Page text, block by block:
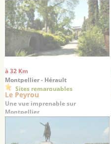
à 32 Km
Montpellier - Hérault
Sites remarquables
Le Peyrou
Une vue imprenable sur
Montpellier